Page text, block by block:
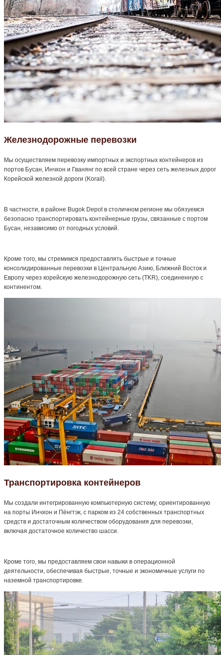
Железнодорожные перевозки
Мы осуществляем перевозку импортных и экспортных контейнеров из
портов Бусан, Инчхон и Гванянг по всей стране через сеть железных дорог
Корейской железной дороги (Korail).
В частности, в районе Bugok Depot в столичном регионе мы обязуемся
безопасно транспортировать контейнерные грузы, связанные с портом
Бусан, независимо от погодных условий.
Кроме того, мы стремимся предоставлять быстрые и точные
консолидированные перевозки в Центральную Азию, Ближний Восток и
Европу через корейскую железнодорожную сеть (TKR), соединенную с
континентом.
Транспортировка контейнеров
Мы создали интегрированную компьютерную систему, ориентированную
на порты Инчхон и Пёнгтэк, с парком из 24 собственных транспортных
средств и достаточным количеством оборудования для перевозки,
включая достаточное количество шасси.
Кроме того, мы предоставляем свои навыки в операционной
деятельности, обеспечивая быстрые, точные и экономичные услуги по
наземной транспортировке.